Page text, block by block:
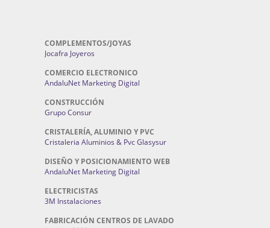
COMPLEMENTOS/JOYAS
Jocafra Joyeros
COMERCIO ELECTRONICO
AndaluNet Marketing Digital
CONSTRUCCIÓN
Grupo Consur
CRISTALERÍA, ALUMINIO Y PVC
Cristaleria Aluminios & Pvc Glasysur
DISEÑO Y POSICIONAMIENTO WEB
AndaluNet Marketing Digital
ELECTRICISTAS
3M Instalaciones
FABRICACIÓN CENTROS DE LAVADO